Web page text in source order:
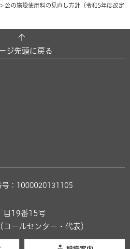
> 公の施設使用料の見直し方針（令和5年度改定
ジ先頭に戻る
号：1000020131105
目19番15号
（コールセンター・代表）